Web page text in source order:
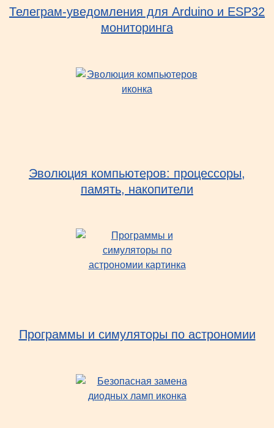
Телеграм-уведомления для Arduino и ESP32
мониторинга
Эволюция компьютеров: процессоры,
память, накопители
Программы и симуляторы по астрономии